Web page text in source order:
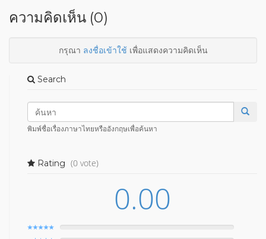
ความคิดเห็น (0)
กรุณา ลงชื่อเข้าใช้เพื่อแสดงความคิดเห็น
Search
พิมพ์ชื่อเรื่องภาษาไทยหรืออังกฤษเพื่อค้นหา
Rating (0 vote)
0.00